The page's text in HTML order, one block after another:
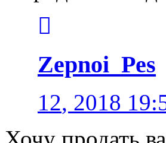
Zepnoi_Pes
12, 2018